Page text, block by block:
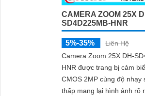
CAMERA ZOOM 25X
SD4D225MB-HNR
5%-35%
Liên Hệ
Camera Zoom 25X DH-
HNR được trang bị cảm
CMOS 2MP cùng độ nhạy
thấp mang lại hình ảnh rõ